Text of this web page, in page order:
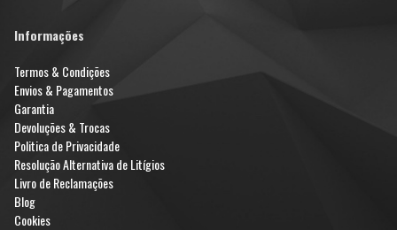
Informações
Termos & Condições
Envios & Pagamentos
Garantia
Devoluções & Trocas
Politica de Privacidade
Resolução Alternativa de Litígios
Livro de Reclamações
Blog
Cookies